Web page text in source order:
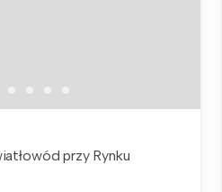
przy Rynku